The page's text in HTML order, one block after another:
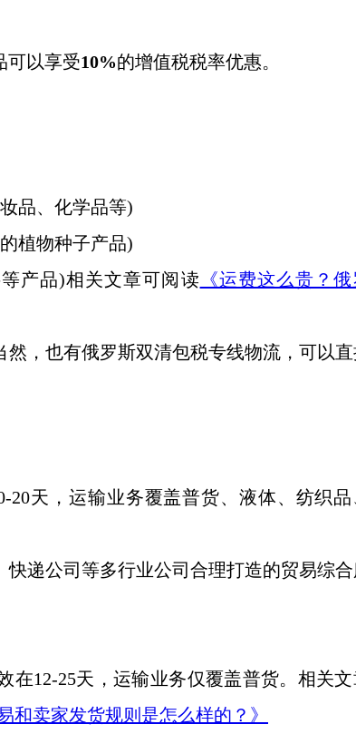
可以享受10%的增值税税率优惠。
品、化学品等)
植物种子产品)
产品)相关文章可阅读 《运费这么贵？
，也有俄罗斯双清包税专线物流，可以
20天，运输业务覆盖普货、液体、纺织
快递公司等多行业公司合理打造的贸易综
在12-25天，运输业务仅覆盖普货。相关
卖家发货规则是怎么样的？》